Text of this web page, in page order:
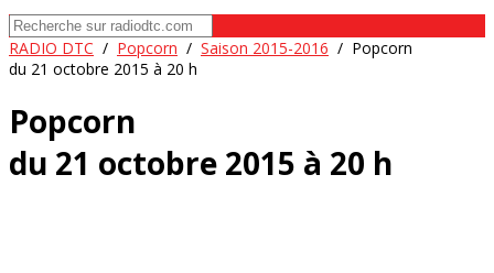
RADIO DTC / Popcorn / Saison 2015-2016 / Popcorn
du 21 octobre 2015 à 20 h
Popcorn
du 21 octobre 2015 à 20 h